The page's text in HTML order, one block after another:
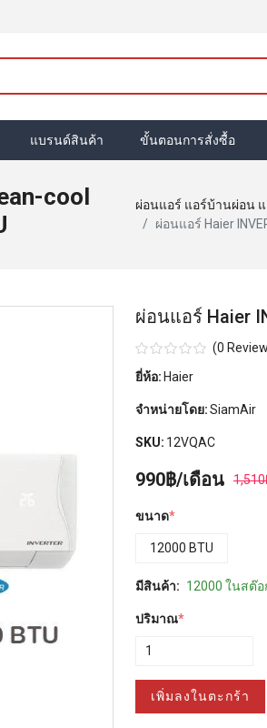
แบรนด์สินค้า ขั้นตอนการสั่งซื้อ
cool
ผ่อนแอร์ แอร์บ้านผ่อน
ผ่อนแอร์ Haier
ผ่อนแอร์ Haier
(0
ยี่ห้อ: Haier
จำหน่ายโดย:SiamAir
SKU: 12VQAC
990฿/เดือน
ขนาด*
12000 BTU
มีสินค้า: 12000 ในสต๊อ
ปริมาณ*
เพิ่มลงในตะกร้า